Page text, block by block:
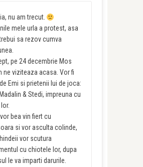
nu am trecut.
mele urla a protest, asa
sa rezov cumva
pe 24 decembrie Mos
ne viziteaza acasa. Vor fi
Emi si prietenii lui de joca:
& Stedi, impreuna cu
bea vin fiert cu
si vor asculta colinde,
vor scutura
cu chiotele lor, dupa
le va imparti darurile.